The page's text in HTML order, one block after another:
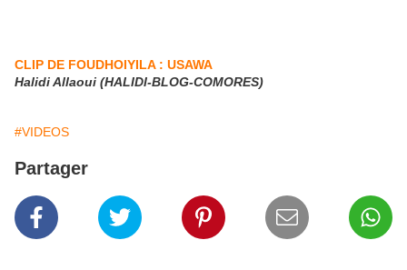
CLIP DE FOUDHOIYILA : USAWA
Halidi Allaoui (HALIDI-BLOG-COMORES)
#VIDEOS
Partager